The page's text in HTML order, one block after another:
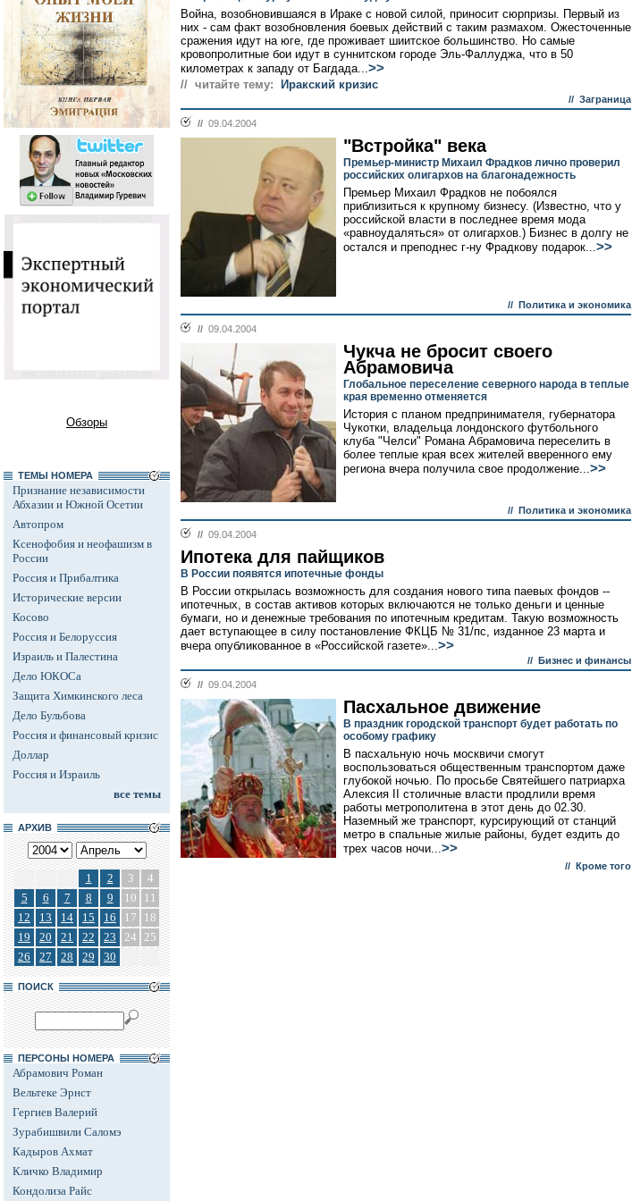
Обзоры
ТЕМЫ НОМЕРА
Признание независимости
Абхазии и Южной Осетии
Автопром
Ксенофобия и неофашизм в
России
Россия и Прибалтика
Исторические версии
Косово
Россия и Белоруссия
Израиль и Палестина
Дело ЮКОСа
Защита Химкинского леса
Дело Бульбова
Россия и финансовый кризис
Доллар
Россия и Израиль
все темы
АРХИВ
1 2 3
4
5
6 7 8 9 10
11
12
13 14 15 16 17
18
19
20 21 22 23 24 25
26
27 28 29 30
ПОИСК
ПЕРСОНЫ НОМЕРА
Абрамович Роман
Вельтеке Эрнст
Гергиев Валерий
Зурабишвили Саломэ
Кадыров Ахмат
Кличко Владимир
Кондолиза Райс
Война, возобновившаяся в Ираке с новой силой, приносит сюрпризы. Первый из
них - сам факт возобновления боевых действий с таким размахом. Ожесточенные
сражения идут на юге, где проживает шиитское большинство. Но самые
кровопролитные бои идут в суннитском городе Эль-Фаллуджа, что в 50
километрах к западу от Багдада...>>
// читайте тему: Иракский кризис
// Заграница
// 09.04.2004
"Встройка" века
Премьер-министр Михаил Фрадков лично проверил
российских олигархов на благонадежность
Премьер Михаил Фрадков не побоялся
приблизиться к крупному бизнесу. (Известно, что у
российской власти в последнее время мода
«равноудаляться» от олигархов.) Бизнес в долгу не
остался и преподнес г-ну Фрадкову подарок...>>
// Политика и экономика
// 09.04.2004
Чукча не бросит своего
Абрамовича
Глобальное переселение северного народа в теплые
края временно отменяется
История с планом предпринимателя, губернатора
Чукотки, владельца лондонского футбольного
клуба "Челси" Романа Абрамовича переселить в
более теплые края всех жителей вверенного ему
региона вчера получила свое продолжение...>>
// Политика и экономика
// 09.04.2004
Ипотека для пайщиков
В России появятся ипотечные фонды
В России открылась возможность для создания нового типа паевых фондов --
ипотечных, в состав активов которых включаются не только деньги и ценные
бумаги, но и денежные требования по ипотечным кредитам. Такую возможность
дает вступающее в силу постановление ФКЦБ № 31/пс, изданное 23 марта и
вчера опубликованное в «Российской газете»...>>
// Бизнес и финансы
// 09.04.2004
Пасхальное движение
В праздник городской транспорт будет работать по
особому графику
В пасхальную ночь москвичи смогут
воспользоваться общественным транспортом даже
глубокой ночью. По просьбе Святейшего патриарха
Алексия II столичные власти продлили время
работы метрополитена в этот день до 02.30.
Наземный же транспорт, курсирующий от станций
метро в спальные жилые районы, будет ездить до
трех часов ночи...>>
// Кроме того